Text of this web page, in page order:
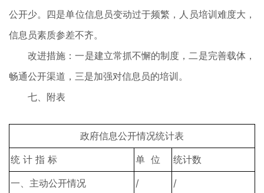
公开少。四是单位信息员变动过于频繁，人员培训难度大，
信息员素质参差不齐。
改进措施：一是建立常抓不懈的制度，二是完善载体，
畅通公开渠道，三是加强对信息员的培训。
七、附表
政府信息公开情况统计表
统 计 指 标
单 位
统计数
一、主动公开情况
/
/